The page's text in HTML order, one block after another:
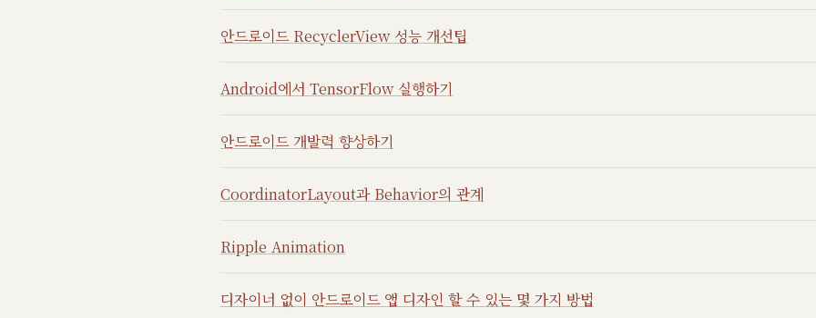
안드로이드 RecyclerView 성능 개선팁
Android에서 TensorFlow 실행하기
안드로이드 개발력 향상하기
CoordinatorLayout과 Behavior의 관계
Ripple Animation
디자이너 없이 안드로이드 앱 디자인 할 수 있는 몇 가지 방법